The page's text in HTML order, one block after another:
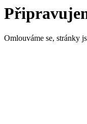
Omlouváme se, stránky